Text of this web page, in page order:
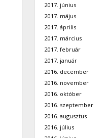
2017. június
2017. május
2017. április
2017. március
2017. február
2017. január
2016. december
2016. november
2016. október
2016. szeptember
2016. augusztus
2016. július